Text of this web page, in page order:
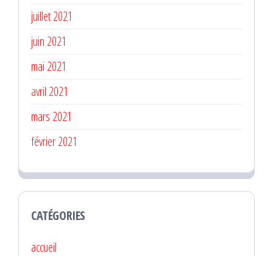
juillet 2021
juin 2021
mai 2021
avril 2021
mars 2021
février 2021
CATÉGORIES
accueil